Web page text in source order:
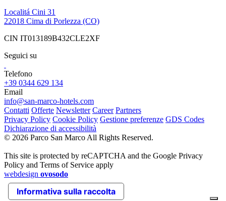
Localitá Cini 31
22018 Cima di Porlezza (CO)
CIN IT013189B432CLE2XF
Seguici su
Telefono
+39 0344 629 134
Email
info@san-marco-hotels.com
Contatti Offerte Newsletter Career Partners
Privacy Policy Cookie Policy Gestione preferenze GDS Codes
Dichiarazione di accessibilità
© 2026 Parco San Marco All Rights Reserved.
This site is protected by reCAPTCHA and the Google Privacy
Policy and Terms of Service apply
webdesign ovosodo
Informativa sulla raccolta